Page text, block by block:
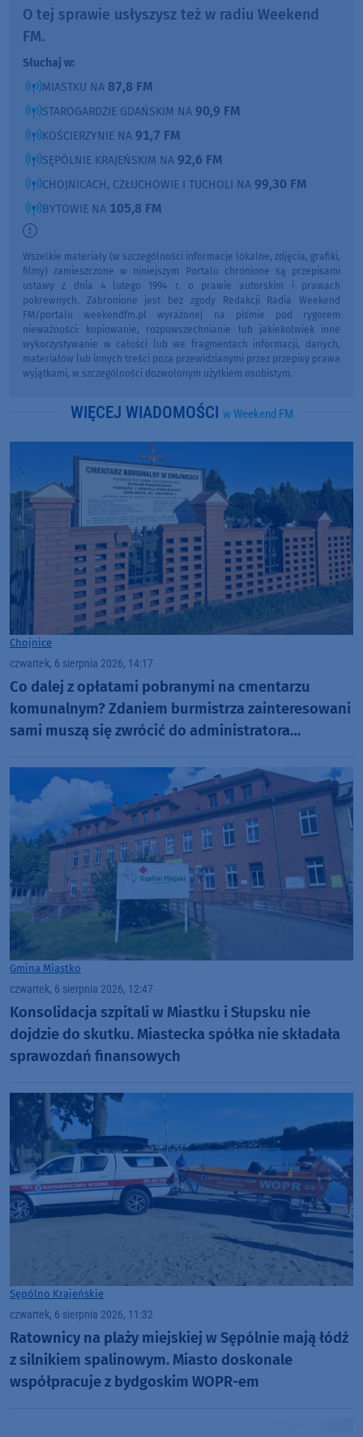
O tej sprawie usłyszysz też w radiu Weekend
FM.
Słuchaj w:
MIASTKU NA 87,8 FM
STAROGARDZIE GDAŃSKIM NA 90,9 FM
KOŚCIERZYNIE NA 91,7 FM
SĘPÓLNIE KRAJEŃSKIM NA 92,6 FM
CHOJNICACH, CZŁUCHOWIE I TUCHOLI NA 99,30 FM
BYTOWIE NA 105,8 FM
Wszelkie materiały (w szczególności informacje lokalne, zdjęcia, grafiki,
filmy) zamieszczone w niniejszym Portalu chronione są przepisami
ustawy z dnia 4 lutego 1994 r. o prawie autorskim i prawach
pokrewnych. Zabronione jest bez zgody Redakcji Radia Weekend
FM/portalu weekendfm.pl wyrażonej na piśmie pod rygorem
nieważności: kopiowanie, rozpowszechnianie lub jakiekolwiek inne
wykorzystywanie w całości lub we fragmentach informacji, danych,
materiałów lub innych treści poza przewidzianymi przez przepisy prawa
wyjątkami, w szczególności dozwolonym użytkiem osobistym.
WIĘCEJ WIADOMOŚCI w Weekend FM
Chojnice
czwartek, 6 sierpnia 2026, 14:17
Co dalej z opłatami pobranymi na cmentarzu
komunalnym? Zdaniem burmistrza zainteresowani
sami muszą się zwrócić do administratora
Gmina Miastko
czwartek, 6 sierpnia 2026, 12:47
Konsolidacja szpitali w Miastku i Słupsku nie
dojdzie do skutku. Miastecka spółka nie składała
sprawozdań finansowych
Sępólno Krajeńskie
czwartek, 6 sierpnia 2026, 11:32
Ratownicy na plaży miejskiej w Sępólnie mają łódź
z silnikiem spalinowym. Miasto doskonale
współpracuje z bydgoskim WOPR-em